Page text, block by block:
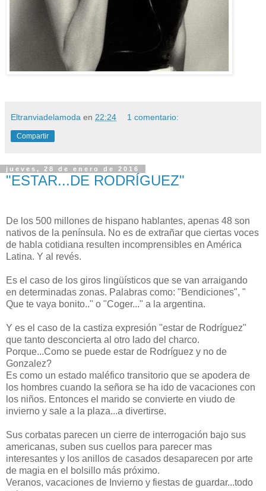
Eltranviadelamoda en 22:24 1 comentario:
Compartir
jueves, 28 de enero de 2016
"ESTAR...DE RODRÍGUEZ"
De los 500 millones de hispano hablantes, apenas 48 son
nativos de la península. No es de extrañar que ciertas voces
de habla cotidiana resulten incomprensibles en América
Latina. Y al revés.
Es el caso de los giros lingüísticos que se van arraigando
en determinadas zonas. Palabras como: "Bendiciones", "
Que te vaya bonito.." o "Coger..." a la argentina.
Y es el caso de la castiza expresión "estar de Rodríguez"
que tanto desconcierta al otro lado del charco.
Porque...Como se puede estar de Rodríguez y no de
Gonzalez?
Es como un estado maléfico transitorio que se apodera de
los hombres cuando la señora se ha ido de vacaciones con
los niños. Entonces el marido se convierte en viudo de
invierno y sale a la plaza...a divertirse.
Sus corbatas parecen un cierre de interrogación bajo sus
americanas, suben sus cuellos para parecer mas
interesantes y los anillos de casados desaparecen por arte
de magia en el bolsillo más próximo.
Veranos, vacaciones de Invierno y fiestas de guardar...todo